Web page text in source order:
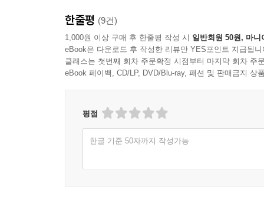
한줄평 (9건)
1,000원 이상 구매 후 한줄평 작성 시 일반회원 50원, 마니
eBook은 다운로드 후 작성한 리뷰만 YES포인트 지급됩니
클래스는 첫번째 회차 주문확정 시점부터 마지막 회차 주
eBook 페이백, CD/LP, DVD/Blu-ray, 패션 및 판매금지 상
평점
한글 기준 50자까지 작성가능